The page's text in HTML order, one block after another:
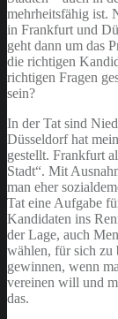
mehrheitsfähig ist.
in Frankfurt und
geht dann um das
die richtigen
richtigen Fragen
sein?
In der Tat sind
Düsseldorf hat
gestellt. Frankfurt
Stadt“. Mit
man eher
Tat eine Aufgabe
Kandidaten ins
der Lage, auch
wählen, für sich zu
gewinnen, wenn
vereinen will und
das.